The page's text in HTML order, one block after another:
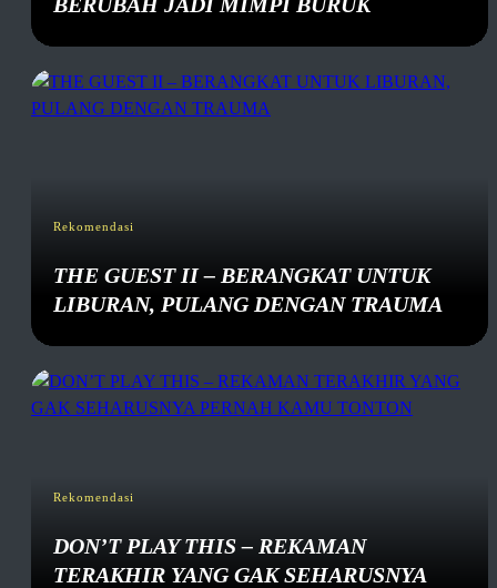
Rekomendasi
THE GUEST II – BERANGKAT UNTUK
LIBURAN, PULANG DENGAN TRAUMA
Rekomendasi
DON’T PLAY THIS – REKAMAN
TERAKHIR YANG GAK SEHARUSNYA